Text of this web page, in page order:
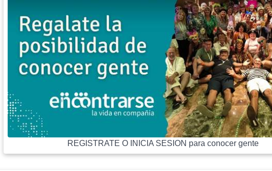
REGISTRATE O INICIA SESION para conocer gente